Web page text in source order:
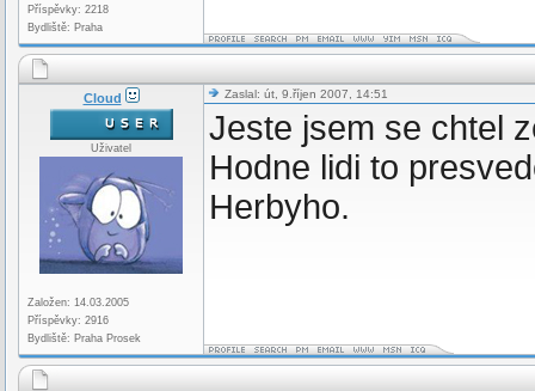
Příspěvky: 2218
Bydliště: Praha
Cloud
Uživatel
Založen: 14.03.2005
Příspěvky: 2916
Bydliště: Praha Prosek
Zaslal: út, 9.říjen 2007, 14:51
Jeste jsem se chtel
Hodne lidi to
Herbyho.